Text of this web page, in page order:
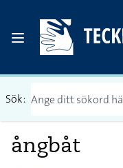
Sök:
ångbåt